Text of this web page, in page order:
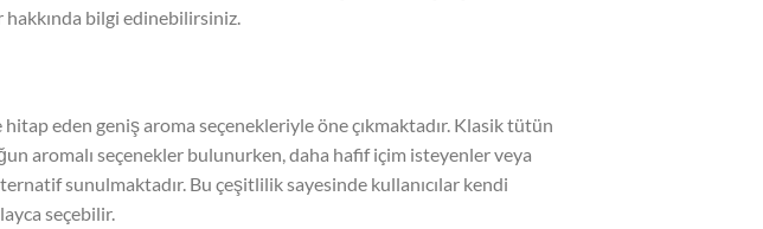
hakkında bilgi edinebilirsiniz.
eden geniş aroma seçenekleriyle öne çıkmaktadır. Klasik tütün
aromalı seçenekler bulunurken, daha hafif içim isteyenler veya
sunulmaktadır. Bu çeşitlilik sayesinde kullanıcılar kendi
seçebilir.